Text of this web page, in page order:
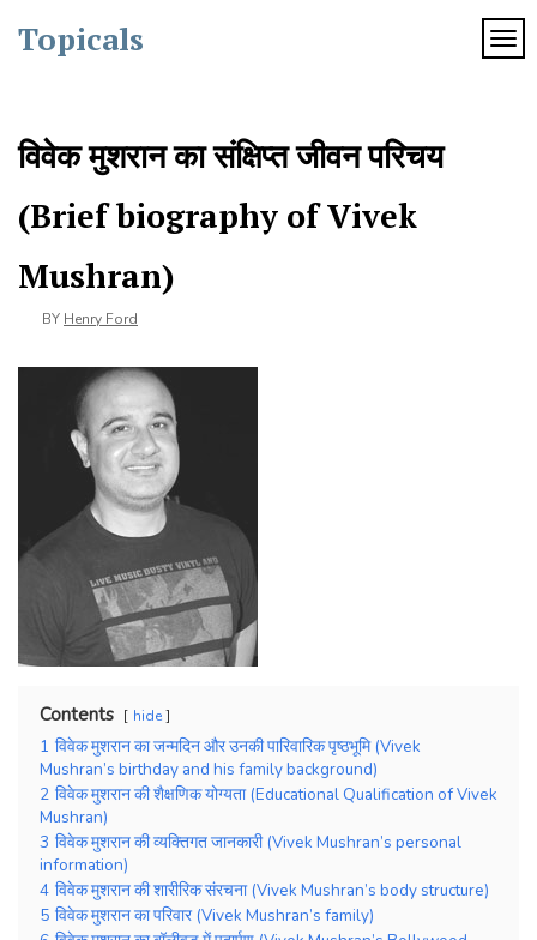
content
Topicals
विवेक मुशरान का संक्षिप्त जीवन परिचय
(Brief biography of Vivek
Mushran)
BY Henry Ford
Contents hide
1 विवेक मुशरान का जन्मदिन और उनकी पारिवारिक पृष्ठभूमि (Vivek
Mushran’s birthday and his family background)
2 विवेक मुशरान की शैक्षणिक योग्यता (Educational Qualification of Vivek
Mushran)
3 विवेक मुशरान की व्यक्तिगत जानकारी (Vivek Mushran’s personal
information)
4 विवेक मुशरान की शारीरिक संरचना (Vivek Mushran’s body structure)
5 विवेक मुशरान का परिवार (Vivek Mushran’s family)